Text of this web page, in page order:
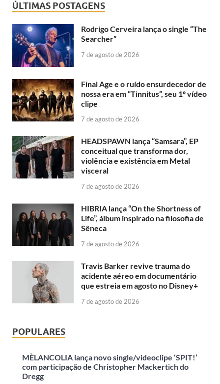
ÚLTIMAS POSTAGENS
Rodrigo Cerveira lança o single “The
Searcher”
7 de agosto de 2026
Final Age e o ruído ensurdecedor de
nossa era em “Tinnitus”, seu 1º vídeo
clipe
7 de agosto de 2026
HEADSPAWN lança “Samsara”, EP
conceitual que transforma dor,
violência e existência em Metal
visceral
7 de agosto de 2026
HIBRIA lança “On the Shortness of
Life”, álbum inspirado na filosofia de
Sêneca
7 de agosto de 2026
Travis Barker revive trauma do
acidente aéreo em documentário
que estreia em agosto no Disney+
7 de agosto de 2026
POPULARES
MÈLANCOLIA lança novo single/videoclipe ‘SPIT!’
com participação de Christopher Mackertich do
Dregg